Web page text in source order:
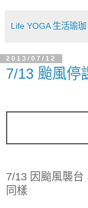
Life YOGA 生活瑜珈
2013/07/12
7/13 颱風停
7/13 因颱風襲台
同樣